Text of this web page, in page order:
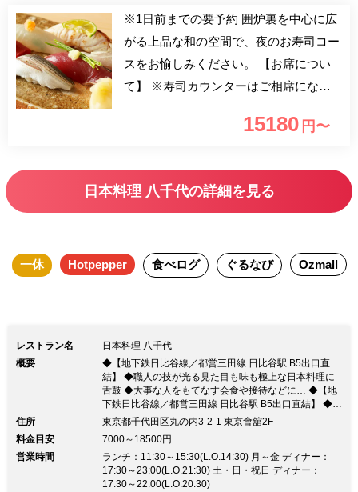
※1日前までの要予約 囲炉裏を中心に広
がる上品な和の空間で、夜のお寿司コー
スをお愉しみください。 【お席につい
て】 ※寿司カウンターはご相席になり
のご指定は、ご要望に添えない場合もご
個室をご希望の際は、直接店舗までお問
合せください ※未就学児のお子様のご
ンターはご利用いただけません)
15180 円〜
日本料理 八千代の詳細を見る
一休 Hotpepper 食べログ ぐるなび Ozmall
レストラン名
日本料理 八千代
概要
◆【地下鉄日比谷線／都営三田線 日比谷駅 B5出口直
結】 ◆職人の技が光る見た目も味も極上な日本料理に
舌鼓 ◆大事な人をもてなす会食や接待などに… ◆【地
下鉄日比谷線／都営三田線 日比谷駅 B5出口直結】 ◆職
人の技が光る見た目も味も極上な日本料理に舌鼓 ◆大
る《日本料理 八千代》。 東京の中心街にある当店は、
ビジネスなどのお仕事での会食や接待に、 ご結納やお
顔合わせなどの慶事まで、幅広くご利用いただけます。
【 会席料理／お祝い膳 】 ・桜花会席 …12,000円（税
住所
東京都千代田区丸の内3-2-1 東京會舘2F
料金目安
7000～18500円
営業時間
ランチ：11:30～15:30(L.O.14:30) 月～金 ディナー：
17:30～23:00(L.O.21:30) 土・日・祝日 ディナー：
17:30～22:00(L.O.20:30)